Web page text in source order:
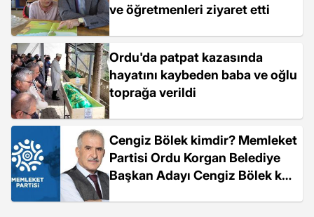
ve öğretmenleri ziyaret etti
Ordu'da patpat kazasında
hayatını kaybeden baba ve oğlu
toprağa verildi
Cengiz Bölek kimdir? Memleket
Partisi Ordu Korgan Belediye
Başkan Adayı Cengiz Bölek kaç